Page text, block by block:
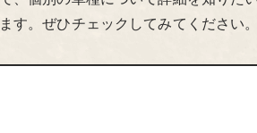
。ぜひチェックしてみてください。